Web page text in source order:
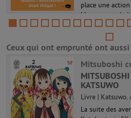
place une
Mouvement de
de m...
Ceux qui ont emprunté ont
Mitsuboshi
KATSUWO
Livre | Katsuwo.
La suite des